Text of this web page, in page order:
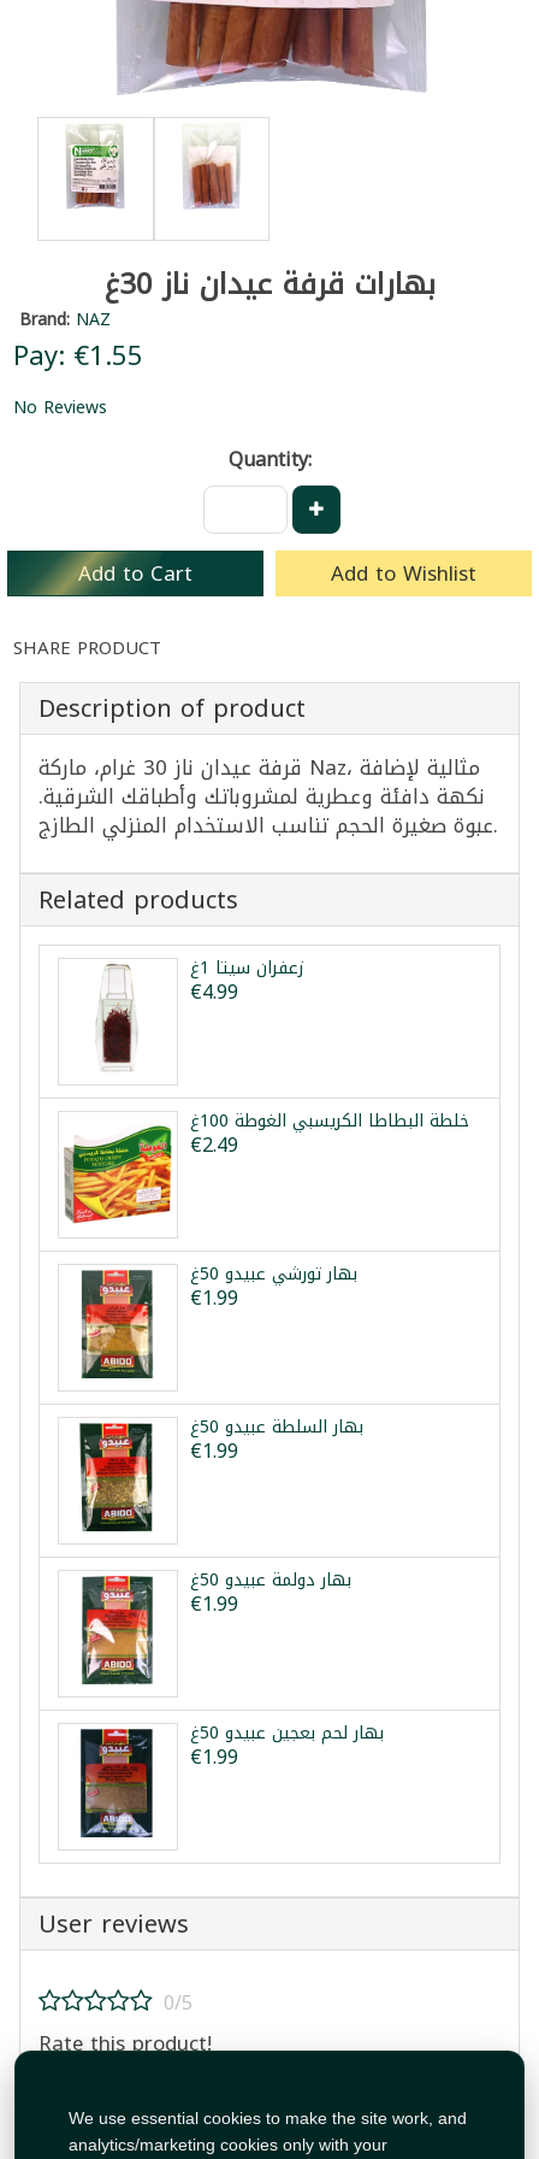
We use essential cookies to make the site work, and
analytics/marketing cookies only with your
بهارات قرفة عيدان ناز 30غ
Brand: NAZ
Pay: €1.55
No Reviews
Quantity:
Add to Cart Add to Wishlist
SHARE PRODUCT
Description of product
قرفة عيدان ناز 30 غرام، ماركة Naz، مثالية لإضافة
نكهة دافئة وعطرية لمشروباتك وأطباقك الشرقية.
عبوة صغيرة الحجم تناسب الاستخدام المنزلي الطازج.
Related products
زعفران سيتا 1غ
€4.99
خلطة البطاطا الكريسبي الغوطة 100غ
€2.49
بهار تورشي عبيدو 50غ
€1.99
بهار السلطة عبيدو 50غ
€1.99
بهار دولمة عبيدو 50غ
€1.99
بهار لحم بعجين عبيدو 50غ
€1.99
User reviews
0/5
Rate this product!